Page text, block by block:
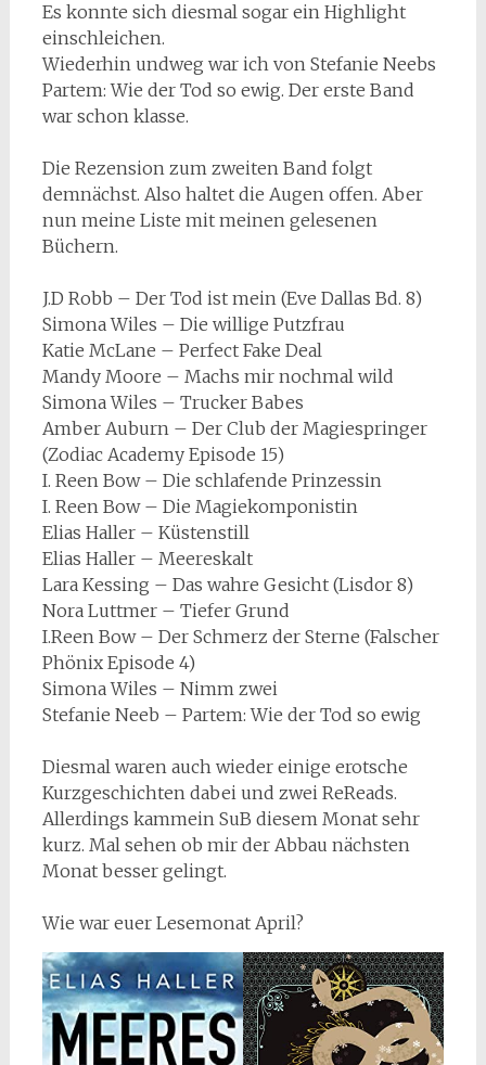
Es konnte sich diesmal sogar ein Highlight
einschleichen.
Wiederhin undweg war ich von Stefanie Neebs
Partem: Wie der Tod so ewig. Der erste Band
war schon klasse.
Die Rezension zum zweiten Band folgt
demnächst. Also haltet die Augen offen. Aber
nun meine Liste mit meinen gelesenen
Büchern.
J.D Robb – Der Tod ist mein (Eve Dallas Bd. 8)
Simona Wiles – Die willige Putzfrau
Katie McLane – Perfect Fake Deal
Mandy Moore – Machs mir nochmal wild
Simona Wiles – Trucker Babes
Amber Auburn – Der Club der Magiespringer
(Zodiac Academy Episode 15)
I. Reen Bow – Die schlafende Prinzessin
I. Reen Bow – Die Magiekomponistin
Elias Haller – Küstenstill
Elias Haller – Meereskalt
Lara Kessing – Das wahre Gesicht (Lisdor 8)
Nora Luttmer – Tiefer Grund
I.Reen Bow – Der Schmerz der Sterne (Falscher
Phönix Episode 4)
Simona Wiles – Nimm zwei
Stefanie Neeb – Partem: Wie der Tod so ewig
Diesmal waren auch wieder einige erotsche
Kurzgeschichten dabei und zwei ReReads.
Allerdings kammein SuB diesem Monat sehr
kurz. Mal sehen ob mir der Abbau nächsten
Monat besser gelingt.
Wie war euer Lesemonat April?